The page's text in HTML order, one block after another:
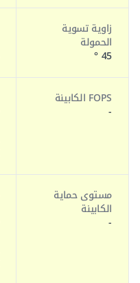
زاوية تسوية
الحمولة
45 °
FOPS الكابينة
-
مستوى حماية
الكابينة
-